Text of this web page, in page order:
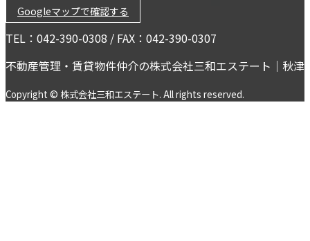
Googleマップで確認する
TEL：042-390-0308 / FAX：042-390-0307
不動産管理・賃貸物件仲介の株式会社三和エステート｜秋
Copyright © 株式会社三和エステート. All rights reserved.